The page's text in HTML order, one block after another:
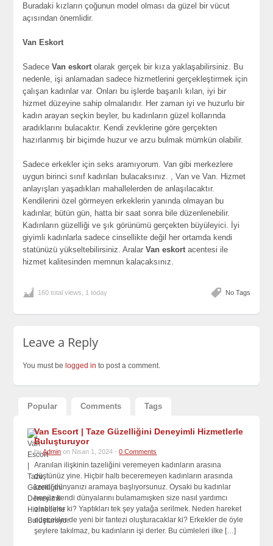
Buradaki kızların çoğunun model olması da güzel bir vücut
açısından önemlidir.
Van Eskort
SadeceVan eskortolarak gerçek bir kıza yaklaşabilirsiniz. Bu
nedenle, işi anlamadan sadece hizmetlerini gerçekleştirmek için
çalışan kadınlar var. Onları bu işlerde başarılı kılan, iyi bir
hizmet düzeyine sahip olmalarıdır. Her zaman iyi ve huzurlu bir
kadın arayan seçkin beyler, bu kadınların güzel kollarında
aradıklarını bulacaktır. Kendi zevklerine göre gerçekten
hazırlanmış bir biçimde huzur ve arzu bulmak mümkün olabilir.
Sadece erkekler için seks aramıyorum. Van gibi merkezlere
uygun birinci sınıf kadınları bulacaksınız. , Van ve Van. Hizmet
anlayışları yaşadıkları mahallelerden de anlaşılacaktır.
Kendilerini özel görmeyen erkeklerin yanında olmayan bu
kadınlar, bütün gün, hatta bir saat sonra bile düzenlenebilir.
Kadınların güzelliği ve şık görünümü gerçekten büyüleyici. İyi
giyimli kadınlarla sadece cinsellikte değil her ortamda kendi
statünüzü yükseltebilirsiniz. AralarVan eskortacentesi ile
hizmet kalitesinden memnun kalacaksınız.
No Tags
160 total views, 1 today
Leave a Reply
You must be logged in to post a comment.
Popular Comments Tags
Van Escort | Taze Güzelliğini Deneyimli Hizmetlerle
Buluşturuyor
byAdmin on Nisan 1, 2024 -0 Comments
Aranılan ilişkinin tazeliğini veremeyen kadınların arasına
düştünüz yine. Hiçbir haltı beceremeyen kadınların arasında
kendi dünyanızı aramaya başlıyorsunuz. Oysaki bu kadınlar
henüz kendi dünyalarını bulamamışken size nasıl yardımcı
olabilirler ki? Yaptıkları tek şey yatağa serilmek. Neden hareket
edecekler de yeni bir fantezi oluşturacaklar ki? Erkekler de öyle
şeylere takılmaz, bu kadınların işi derler. Bu cümleleri ilke […]